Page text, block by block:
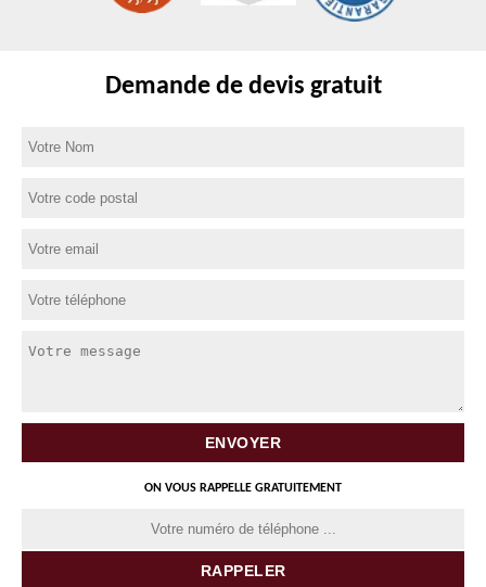
Demande de devis gratuit
ON VOUS RAPPELLE GRATUITEMENT